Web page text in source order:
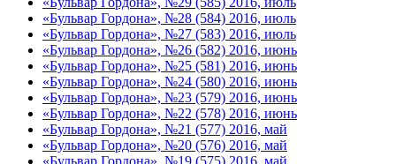
«Бульвар Гордона», №28 (584) 2016, июль
«Бульвар Гордона», №27 (583) 2016, июль
«Бульвар Гордона», №26 (582) 2016, июнь
«Бульвар Гордона», №25 (581) 2016, июнь
«Бульвар Гордона», №24 (580) 2016, июнь
«Бульвар Гордона», №23 (579) 2016, июнь
«Бульвар Гордона», №22 (578) 2016, июнь
«Бульвар Гордона», №21 (577) 2016, май
«Бульвар Гордона», №20 (576) 2016, май
«Бульвар Гордона», №19 (575) 2016, май